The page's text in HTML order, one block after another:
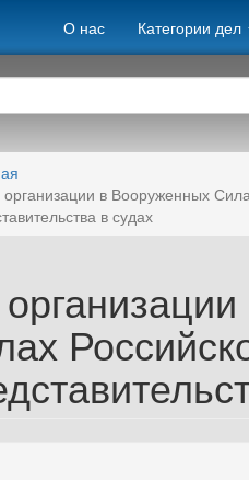
О нас Категории дел
в Вооруженных
в судах